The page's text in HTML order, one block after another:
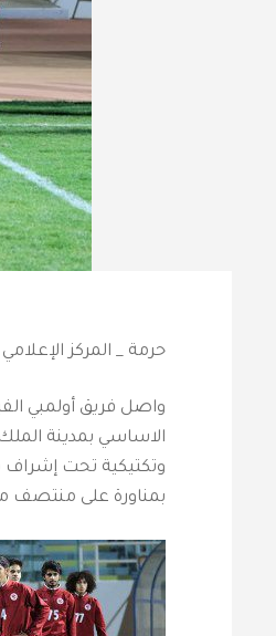
حرمة _ المركز
واصل فريق أولمبي
الاساسي بمدينة الملك
وتكتيكية تحت إشراف
بمناورة على منتصف